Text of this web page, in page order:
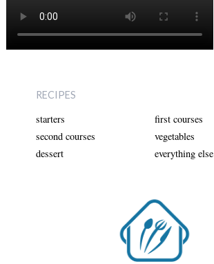
RECIPES
starters
first courses
second courses
vegetables
dessert
everything else